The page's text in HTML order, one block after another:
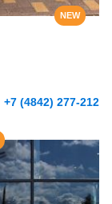
NEW
+7 (4842) 277-212